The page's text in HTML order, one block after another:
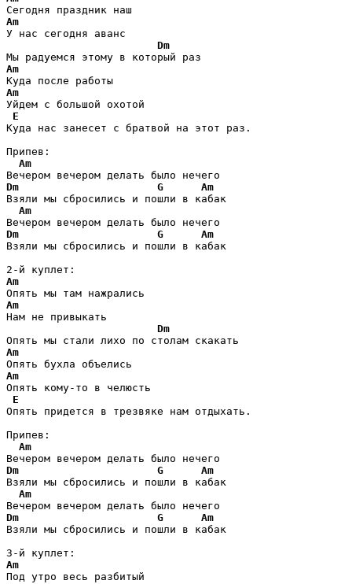
Am
У нас сегодня аванс
Dm
Am
Am
Уйдем с большой охотой
E
Куда нас занесет с братвой на этот раз.
Припев:
Am
Dm
G
Am
Взяли мы сбросились и пошли в кабак
Am
Dm
G
Am
Взяли мы сбросились и пошли в кабак
Am
Am
Нам не привыкать
Dm
Am
Am
Опять кому-то в челюсть
E
Опять придется в трезвяке нам отдыхать.
Припев:
Am
Dm
G
Am
Взяли мы сбросились и пошли в кабак
Am
Dm
G
Am
Взяли мы сбросились и пошли в кабак
Am